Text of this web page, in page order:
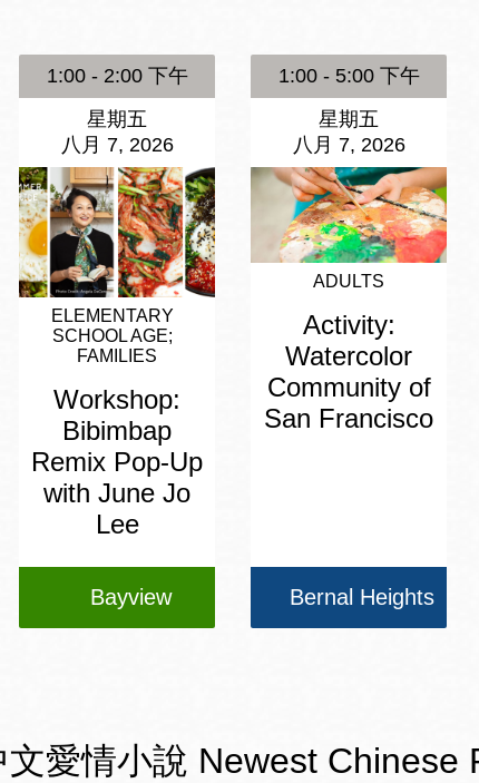
書分館
寳翠麗
圖書分館
普西迪
圖書分館
West Portal 圖
Western
Addition 西增區
圖書分館
虛擬圖書館
流動圖書館/ 流
動外展服務
1:00 - 2:00 下午
星期五
八月 7, 2026
ELEMENTARY
SCHOOL AGE
FAMILIES
Workshop:
Bibimbap
Remix Pop-Up
with June Jo
Lee
Bayview
1:00 - 5:00 下午
星期五
八月 7, 2026
ADULTS
Activity:
Watercolor
Community of
San Francisco
Bernal Heights
愛情小說 Newest